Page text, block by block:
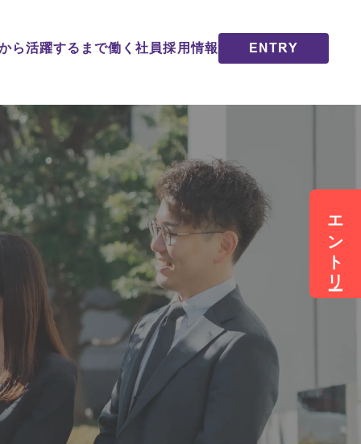
ら活躍するまで働く社員採用情報 ENTRY
エントリー